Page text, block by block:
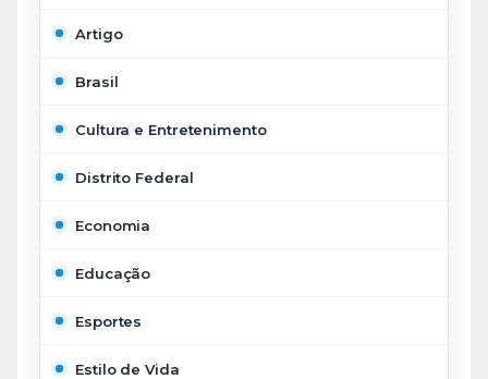
Artigo
Brasil
Cultura e Entretenimento
Distrito Federal
Economia
Educação
Esportes
Estilo de Vida